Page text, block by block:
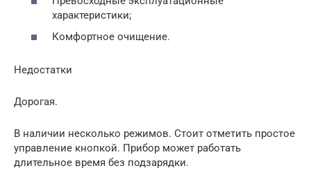
характеристики;
Комфортное очищение.
Недостатки
Дорогая.
В наличии несколько режимов. Стоит отметить простое
управление кнопкой. Прибор может работать
длительное время без подзарядки.